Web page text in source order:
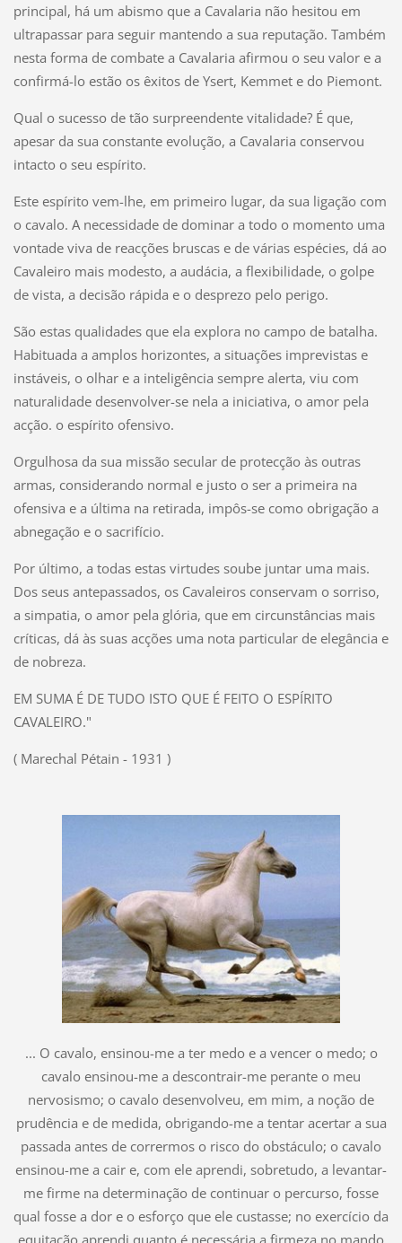
principal, há um abismo que a Cavalaria não hesitou em
ultrapassar para seguir mantendo a sua reputação. Também
nesta forma de combate a Cavalaria afirmou o seu valor e a
confirmá-lo estão os êxitos de Ysert, Kemmet e do Piemont.
Qual o sucesso de tão surpreendente vitalidade? É que,
apesar da sua constante evolução, a Cavalaria conservou
intacto o seu espírito.
Este espírito vem-lhe, em primeiro lugar, da sua ligação com
o cavalo. A necessidade de dominar a todo o momento uma
vontade viva de reacções bruscas e de várias espécies, dá ao
Cavaleiro mais modesto, a audácia, a flexibilidade, o golpe
de vista, a decisão rápida e o desprezo pelo perigo.
São estas qualidades que ela explora no campo de batalha.
Habituada a amplos horizontes, a situações imprevistas e
instáveis, o olhar e a inteligência sempre alerta, viu com
naturalidade desenvolver-se nela a iniciativa, o amor pela
acção. o espírito ofensivo.
Orgulhosa da sua missão secular de protecção às outras
armas, considerando normal e justo o ser a primeira na
ofensiva e a última na retirada, impôs-se como obrigação a
abnegação e o sacrifício.
Por último, a todas estas virtudes soube juntar uma mais.
Dos seus antepassados, os Cavaleiros conservam o sorriso,
a simpatia, o amor pela glória, que em circunstâncias mais
críticas, dá às suas acções uma nota particular de elegância e
de nobreza.
EM SUMA É DE TUDO ISTO QUE É FEITO O ESPÍRITO
CAVALEIRO."
( Marechal Pétain - 1931 )
... O cavalo, ensinou-me a ter medo e a vencer o medo; o
cavalo ensinou-me a descontrair-me perante o meu
nervosismo; o cavalo desenvolveu, em mim, a noção de
prudência e de medida, obrigando-me a tentar acertar a sua
passada antes de corrermos o risco do obstáculo; o cavalo
ensinou-me a cair e, com ele aprendi, sobretudo, a levantar-
me firme na determinação de continuar o percurso, fosse
qual fosse a dor e o esforço que ele custasse; no exercício da